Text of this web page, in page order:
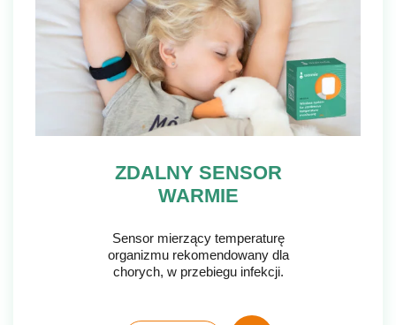
ZDALNY SENSOR
WARMIE
Sensor mierzący temperaturę
organizmu rekomendowany dla
chorych, w przebiegu infekcji.